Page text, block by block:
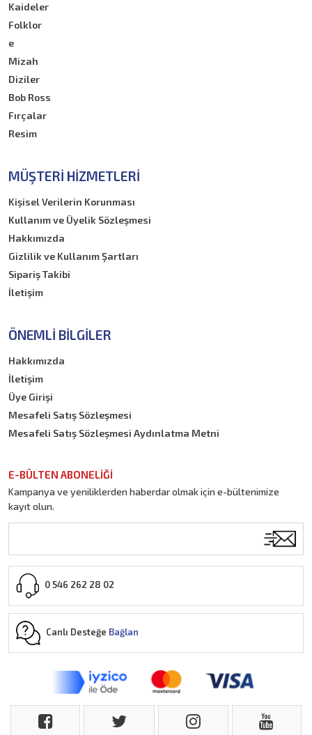
Kaideler
Folklor
e
Mizah
Diziler
Bob Ross
Fırçalar
Resim
MÜŞTERI HIZMETLERI
Kişisel Verilerin Korunması
Kullanım ve Üyelik Sözleşmesi
Hakkımızda
Gizlilik ve Kullanım Şartları
Sipariş Takibi
İletişim
ÖNEMLI BILGILER
Hakkımızda
İletişim
Üye Girişi
Mesafeli Satış Sözleşmesi
Mesafeli Satış Sözleşmesi Aydınlatma Metni
E-BÜLTEN ABONELİĞİ
Kampanya ve yeniliklerden haberdar olmak için e-bültenimize
kayıt olun.
0 546 262 28 02
Canlı Desteğe Bağlan